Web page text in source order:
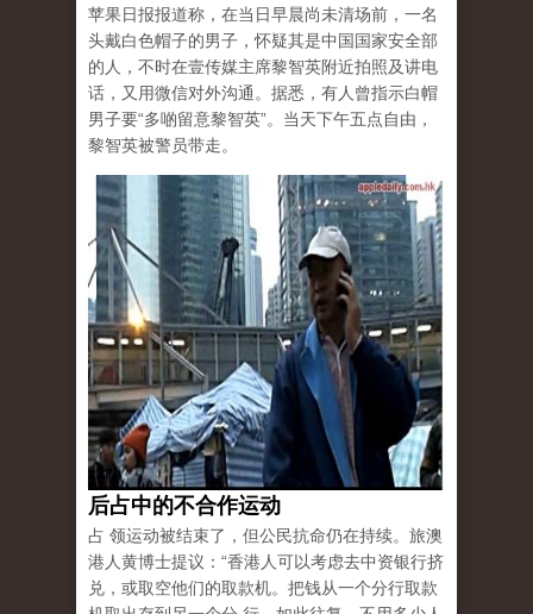
苹果日报报道称，在当日早晨尚未清场前，一名
头戴白色帽子的男子，怀疑其是中国国家安全部
的人，不时在壹传媒主席黎智英附近拍照及讲电
话，又用微信对外沟通。据悉，有人曾指示白帽
男子要“多啲留意黎智英”。当天下午五点自由，
黎智英被警员带走。
后占中的不合作运动
占 领运动被结束了，但公民抗命仍在持续。旅澳
港人黄博士提议：“香港人可以考虑去中资银行挤
兑，或取空他们的取款机。把钱从一个分行取款